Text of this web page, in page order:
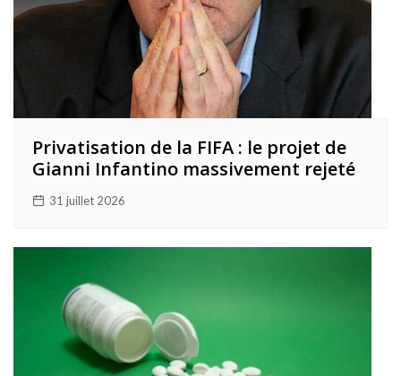
Privatisation de la FIFA : le projet de
Gianni Infantino massivement rejeté
31 juillet 2026